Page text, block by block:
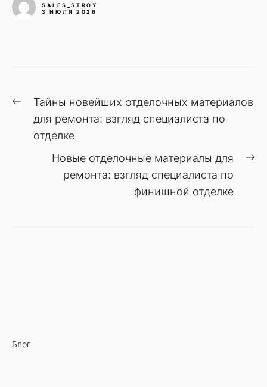
SALES_STROY
3 ИЮЛЯ 2026
Навигация
записям
Предыдущая
запись:
Тайны новейших отделочных материалов
для ремонта: взгляд специалиста по
отделке
Новые отделочные материалы для
ремонта: взгляд специалиста по
финишной отделке
Блог